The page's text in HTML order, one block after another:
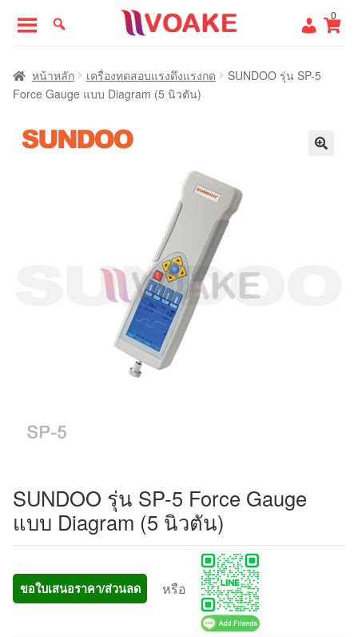
to
navigation
to
content
0
หน้าแรก
หน้าหลัก เครื่องทดสอบแรงดึงแรงกด
SUNDOO รุ่น SP-5
Force Gauge แบบ Diagram (5 นิวตัน)
SUNDOO รุ่น SP-5 Force Gauge
แบบ Diagram (5 นิวตัน)
ขอใบเสนอราคา/ส่วนลด หรือ